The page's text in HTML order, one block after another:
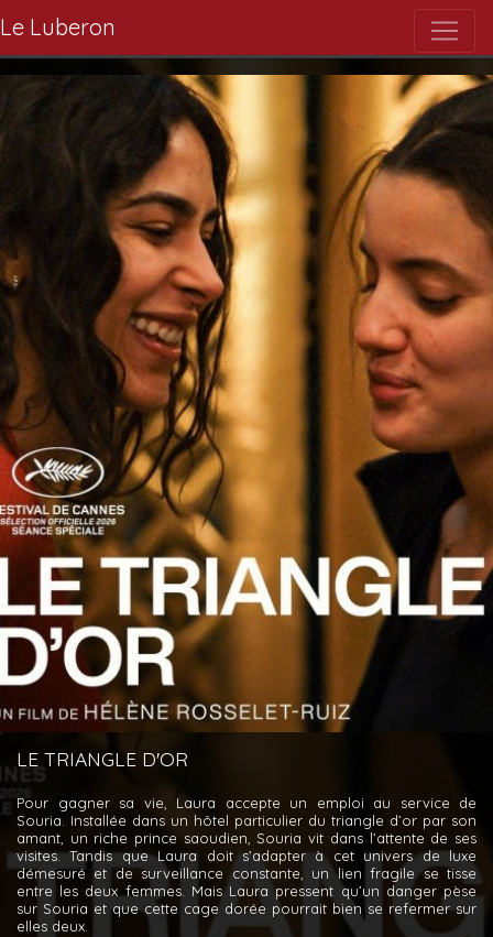
Le Luberon
LE TRIANGLE D'OR
Pour gagner sa vie, Laura accepte un emploi au service de
Souria. Installée dans un hôtel particulier du triangle d’or par son
amant, un riche prince saoudien, Souria vit dans l’attente de ses
visites. Tandis que Laura doit s’adapter à cet univers de luxe
démesuré et de surveillance constante, un lien fragile se tisse
entre les deux femmes. Mais Laura pressent qu’un danger pèse
sur Souria et que cette cage dorée pourrait bien se refermer sur
elles deux.